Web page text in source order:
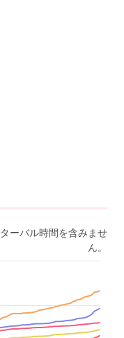
ーバル時間を含みませ
ん。